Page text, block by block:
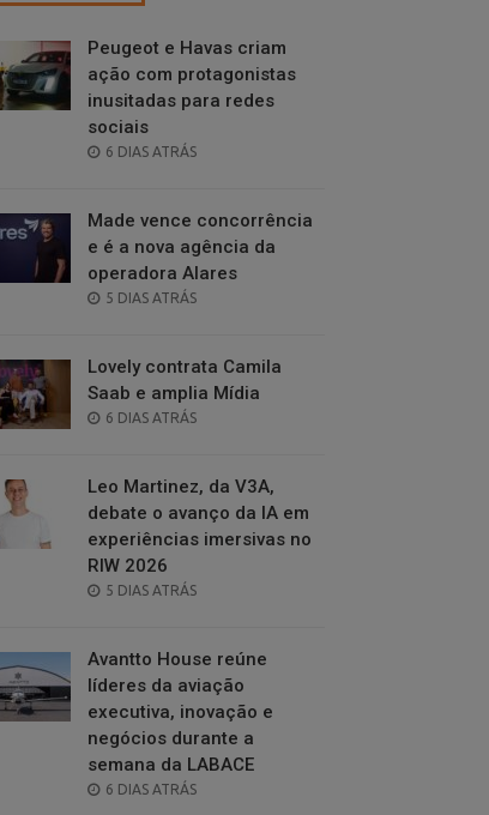
Peugeot e Havas criam
ação com protagonistas
inusitadas para redes
sociais
POSTED
6 DIAS ATRÁS
Made vence concorrência
e é a nova agência da
operadora Alares
POSTED
5 DIAS ATRÁS
Lovely contrata Camila
Saab e amplia Mídia
POSTED
6 DIAS ATRÁS
Leo Martinez, da V3A,
debate o avanço da IA em
experiências imersivas no
RIW 2026
POSTED
5 DIAS ATRÁS
Avantto House reúne
líderes da aviação
executiva, inovação e
negócios durante a
semana da LABACE
POSTED
6 DIAS ATRÁS